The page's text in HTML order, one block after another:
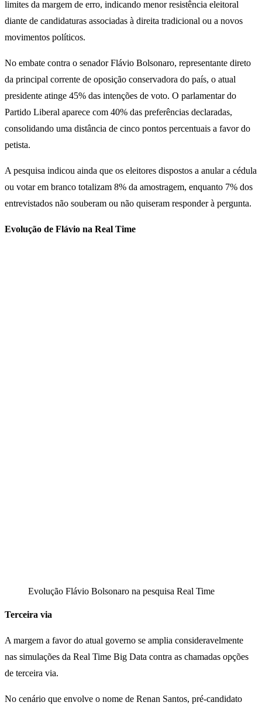
limites da margem de erro, indicando menor resistência eleitoral
diante de candidaturas associadas à direita tradicional ou a novos
movimentos políticos.
No embate contra o senador Flávio Bolsonaro, representante direto
da principal corrente de oposição conservadora do país, o atual
presidente atinge 45% das intenções de voto. O parlamentar do
Partido Liberal aparece com 40% das preferências declaradas,
consolidando uma distância de cinco pontos percentuais a favor do
petista.
A pesquisa indicou ainda que os eleitores dispostos a anular a cédula
ou votar em branco totalizam 8% da amostragem, enquanto 7% dos
entrevistados não souberam ou não quiseram responder à pergunta.
Evolução de Flávio na Real Time
Evolução Flávio Bolsonaro na pesquisa Real Time
Terceira via
A margem a favor do atual governo se amplia consideravelmente
nas simulações da Real Time Big Data contra as chamadas opções
de terceira via.
No cenário que envolve o nome de Renan Santos, pré-candidato